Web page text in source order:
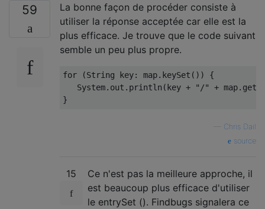
59
La bonne façon de procéder consiste à
utiliser la réponse acceptée car elle est la
plus efficace. Je trouve que le code suivant
semble un peu plus propre.
for (String key: map. keySet ())
{
System. out . println ( key + "/" + map. get
}
Chris Dail
source
15
Ce n'est pas la meilleure approche, il
est beaucoup plus efficace d'utiliser
le entrySet (). Findbugs signalera ce